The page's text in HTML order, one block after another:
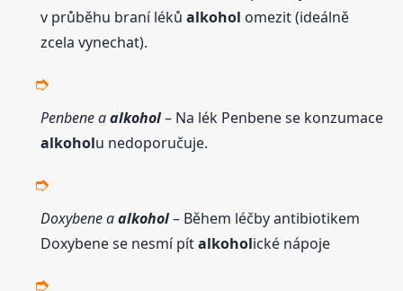
v průběhu braní lékůalkohol omezit (ideálně
zcela vynechat).
Penbene aalkohol– Na lék Penbene se konzumace
alkoholu nedoporučuje.
Doxybene aalkohol– Během léčby antibiotikem
Doxybene se nesmí pítalkoholické nápoje